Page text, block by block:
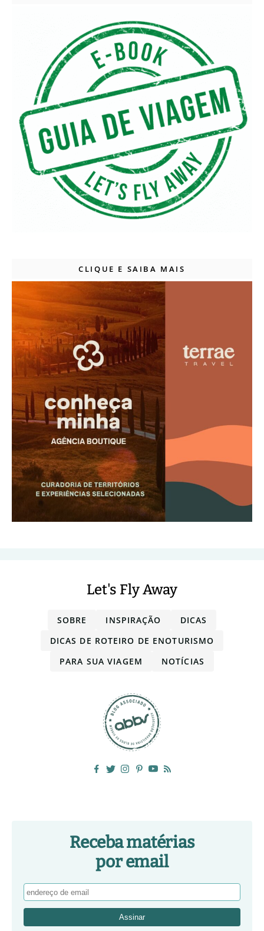
CLIQUE E SAIBA MAIS
Let's Fly Away
SOBRE INSPIRAÇÃO
DICAS
DICAS DE ROTEIRO DE ENOTURISMO
PARA SUA VIAGEM
NOTÍCIAS
Receba matérias
por email